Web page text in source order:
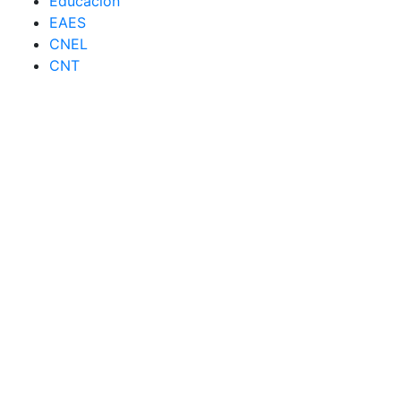
EAES
CNEL
CNT